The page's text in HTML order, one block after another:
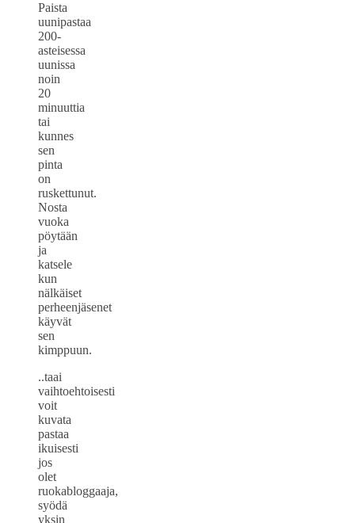
Paista
uunipastaa
200-
asteisessa
uunissa
noin
20
minuuttia
tai
kunnes
sen
pinta
on
ruskettunut.
Nosta
vuoka
pöytään
ja
katsele
kun
nälkäiset
perheenjäsenet
käyvät
sen
kimppuun.
..taai
vaihtoehtoisesti
voit
kuvata
pastaa
ikuisesti
jos
olet
ruokabloggaaja,
syödä
yksin